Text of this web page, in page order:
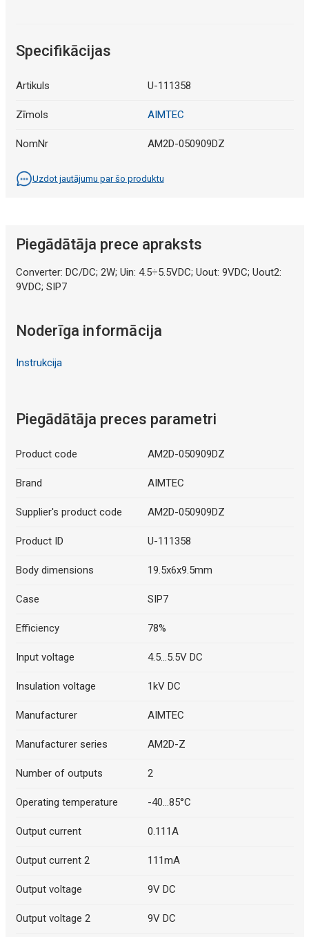
Specifikācijas
Artikuls U-111358
Zīmols AIMTEC
NomNr AM2D-050909DZ
Uzdot jautājumu par šo produktu
Piegādātāja prece apraksts
Converter: DC/DC; 2W; Uin: 4.5÷5.5VDC; Uout: 9VDC; Uout2:
9VDC; SIP7
Noderīga informācija
Instrukcija
Piegādātāja preces parametri
Product code AM2D-050909DZ
Brand AIMTEC
Supplier's product code AM2D-050909DZ
Product ID U-111358
Body dimensions 19.5x6x9.5mm
Case SIP7
Efficiency 78%
Input voltage 4.5...5.5V DC
Insulation voltage 1kV DC
Manufacturer AIMTEC
Manufacturer series AM2D-Z
Number of outputs 2
Operating temperature -40...85°C
Output current 0.111A
Output current 2 111mA
Output voltage 9V DC
Output voltage 2 9V DC